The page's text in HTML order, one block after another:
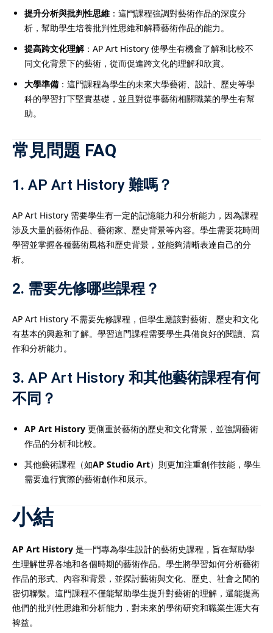
提升分析與批判性思維 ：這門課程強調對藝術作品的深度分
析，幫助學生培養批判性思維和解釋藝術作品的能力。
提高跨文化理解：AP Art History 使學生有機會了解和比較不
同文化背景下的藝術，從而促進跨文化的理解和欣賞。
大學準備 ：這門課程為學生的未來大學藝術、設計、歷史等學
科的學習打下堅實基礎，並且對從事藝術相關職業的學生有幫
助。
常見問題 FAQ
1. AP Art History 難嗎？
AP Art History 需要學生有一定的記憶能力和分析能力，因為課程
涉及大量的藝術作品、藝術家、歷史背景等內容。學生需要花時間
學習並掌握各種藝術風格和歷史背景，並能夠清晰表達自己的分
析。
2. 需要先修哪些課程？
AP Art History 不需要先修課程，但學生應該對藝術、歷史和文化
有基本的興趣和了解。學習這門課程需要學生具備良好的閱讀、寫
作和分析能力。
3. AP Art History 和其他藝術課程有何
不同？
AP Art History 更側重於藝術的歷史和文化背景，並強調藝術
作品的分析和比較。
其他藝術課程（如AP Studio Art）則更加注重創作技能，學生
需要進行實際的藝術創作和展示。
小結
AP Art History 是一門專為學生設計的藝術史課程，旨在幫助學
生理解世界各地和各個時期的藝術作品。學生將學習如何分析藝術
作品的形式、內容和背景，並探討藝術與文化、歷史、社會之間的
密切聯繫。這門課程不僅能幫助學生提升對藝術的理解，還能提高
他們的批判性思維和分析能力，對未來的學術研究和職業生涯大有
裨益。